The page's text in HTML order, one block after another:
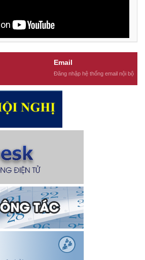
Email
Đăng nhập hệ thống email nội bộ